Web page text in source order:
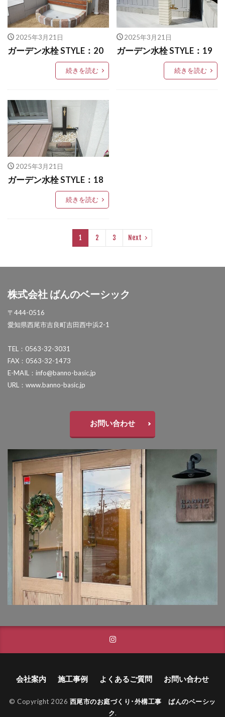
美濃クラフト ステラルーチェ
美濃クラフト ステンレス シャイン
美濃クラフト ステンレス リファイン
美濃クラフト ステンレス切文字
美濃クラフト タイル
美濃クラフト タイル+ステンレス
美濃クラフト バールミ
美濃クラフト パスト
美濃クラフト モデスト
美濃クラフト 素焼き陶器 TN-43
美濃クラフト 鋳物文字
2025年3月21日
ガーデン水栓 STYLE：20
続きを読む
2025年3月21日
ガーデン水栓 STYLE：19
続きを読む
2025年3月21日
ガーデン水栓 STYLE：18
続きを読む
1 2 3 Next
株式会社 ばんのベーシック
〒444-0516
愛知県西尾市吉良町吉田西中浜2-1
TEL：0563-32-3031
FAX：0563-32-1473
E-MAIL：info@banno-basic.jp
URL：www.banno-basic.jp
お問い合わせ
会社案内 施工事例 よくあるご質問 お問い合わせ
© Copyright 2026 西尾市のお庭づくり･外構工事 ばんのベーシッ
ク.
LIXIL 美彩 マリンライト
LIXIL 表札灯
LIXIL 門柱灯
LIXIL 開き門扉AB
OnlyOne アートモザイクスクエア
OnlyOne ヴァリオネオ
OnlyOne ヴェリータヌーボS
OnlyOne エッジネームプレート
OnlyOne カーストップバー
OnlyOne サブレ
OnlyOne シャーポ
OnlyOne ショーケース エントランスユニット
OnlyOne ショーケース専用ボーノ
OnlyOne シンプルフレーム フロントネームプレート
OnlyOne シンライト
OnlyOne セレーノ
OnlyOne ティンバー
OnlyOne テンピオ
OnlyOne ナミプラス アール
OnlyOne パーサス
OnlyOne パーサスネオ
OnlyOne ピース カラフル
OnlyOne フォレストヒルズガーデンライト
OnlyOne ブランツ
OnlyOne ブリックスネーム
OnlyOne ベルダ
OnlyOne モデルノX ライン
OnlyOne ラ･クローヌ スクエア ライト
OnlyOne ラッセルポスト
OnlyOne ルート
OnlyOne 和錆
OnlyOne 真鍮製ポーチライト
OnlyOne 金彩水鉢
Penne DESIGN
STターフ
TM9
YKK ヴェクター
YKK エクステリアポスト G3型
YKK エクステリアポスト T10型
YKK エクステリアポスト T11型
YKK エクステリアポスト T9型
YKK エフルージュ FIRST
YKK ガーデン倶楽部 スタンダードフェンス
アドヴァン オーシャンストーン
アマゾンジャラ
イナバ物置 ガレーディア
イナバ物置 タイヤストッカー